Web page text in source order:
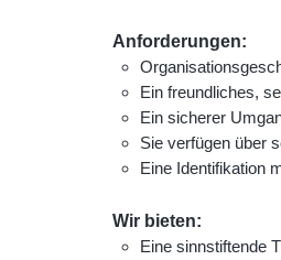
Anforderungen:
Ein freundliches,
Ein sicherer
Sie verfügen über
Eine Identifikation
Wir bieten:
Eine sinnstiftende